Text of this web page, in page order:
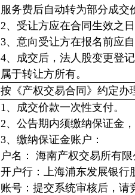
服务费后自动转为部分成
2、受让方应在合同生效之
3、意向受让方在报名前应
4、成交后，法人股变更登
属于转让方所有。
按《产权交易合同》约定办
1、成交价款一次性支付。
2、公告期内须缴纳保证金
3、缴纳保证金账户：
户名： 海南产权交易所有
开户行：上海浦东发展银行
账号：提交系统审核后，请